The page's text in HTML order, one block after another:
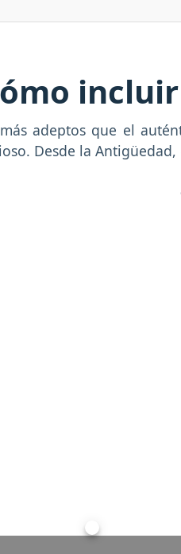
adeptos que el
Desde la